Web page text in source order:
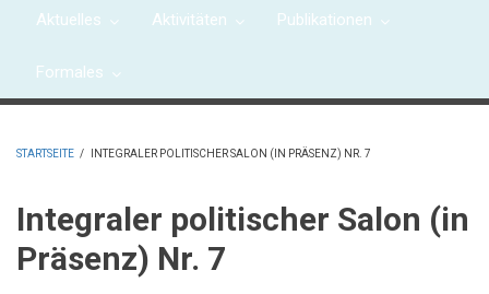
Aktuelles Aktivitäten Publikationen
Formales
STARTSEITE / INTEGRALER POLITISCHER SALON (IN PRÄSENZ) NR. 7
Integraler politischer Salon (in
Präsenz) Nr. 7